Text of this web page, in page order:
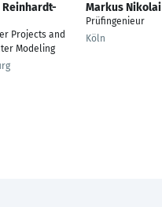
Projects and
Modeling
Markus Nikolai
Prüfingenieur
Köln